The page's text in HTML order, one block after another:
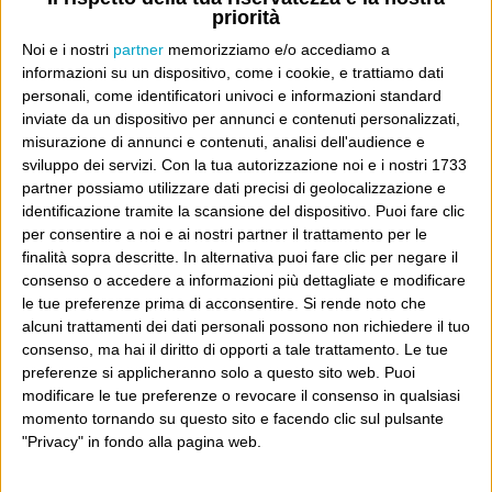
priorità
Noi e i nostri partner memorizziamo e/o accediamo a
informazioni su un dispositivo, come i cookie, e trattiamo dati
personali, come identificatori univoci e informazioni standard
inviate da un dispositivo per annunci e contenuti personalizzati,
misurazione di annunci e contenuti, analisi dell'audience e
sviluppo dei servizi. Con la tua autorizzazione noi e i nostri 1733
partner possiamo utilizzare dati precisi di geolocalizzazione e
identificazione tramite la scansione del dispositivo. Puoi fare clic
per consentire a noi e ai nostri partner il trattamento per le
finalità sopra descritte. In alternativa puoi fare clic per negare il
consenso o accedere a informazioni più dettagliate e modificare
le tue preferenze prima di acconsentire. Si rende noto che
alcuni trattamenti dei dati personali possono non richiedere il tuo
consenso, ma hai il diritto di opporti a tale trattamento. Le tue
preferenze si applicheranno solo a questo sito web. Puoi
modificare le tue preferenze o revocare il consenso in qualsiasi
momento tornando su questo sito e facendo clic sul pulsante
"Privacy" in fondo alla pagina web.
A chi pensi, quando senti dire “patrimoniale”?
Con due pistole caricate a salve e un canestro di parole
Cinquantaquattro contro quarantasei
Info
AI che scrive di Taylor Swift come se fossi io
Filologia di Wittgenstein
Cookie
Informativa sui cookie